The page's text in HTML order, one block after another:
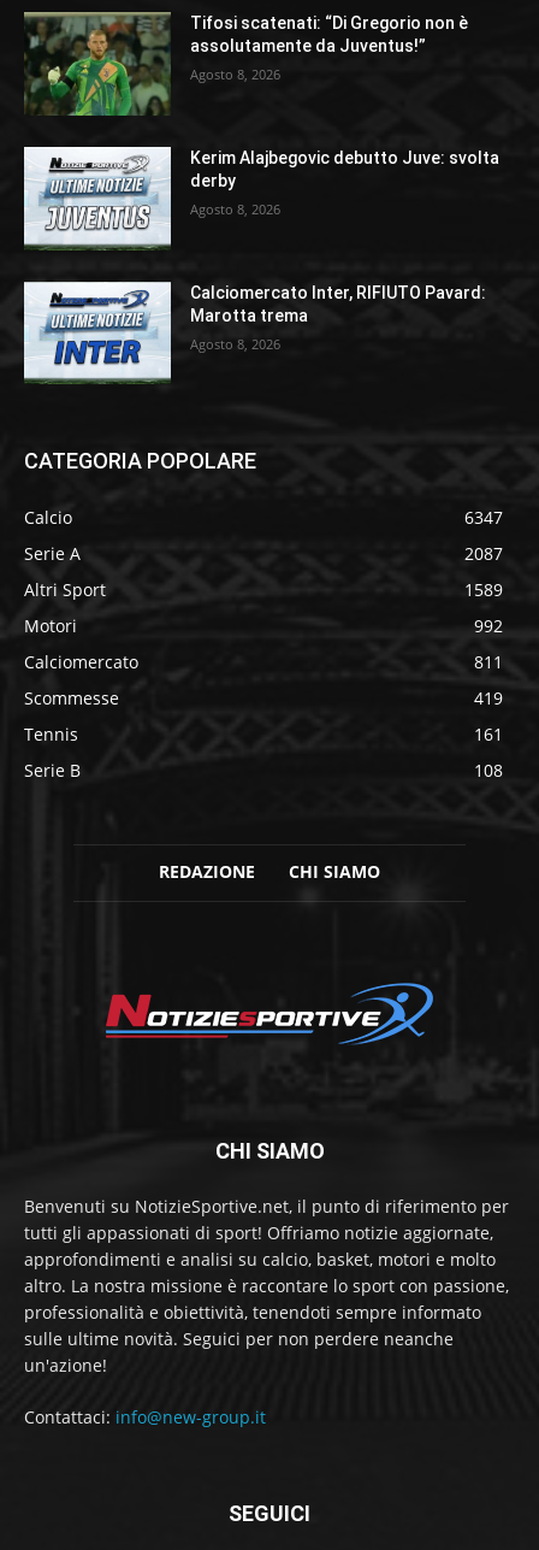
Tifosi scatenati: “Di Gregorio non è
assolutamente da Juventus!”
Agosto 8, 2026
Kerim Alajbegovic debutto Juve: svolta
derby
Agosto 8, 2026
Calciomercato Inter, RIFIUTO Pavard:
Marotta trema
Agosto 8, 2026
CATEGORIA POPOLARE
Calcio
6347
Serie A
2087
Altri Sport
1589
Motori
992
Calciomercato
811
Scommesse
419
Tennis
161
Serie B
108
REDAZIONE CHI SIAMO
CHI SIAMO
Benvenuti su NotizieSportive.net, il punto di riferimento per
tutti gli appassionati di sport! Offriamo notizie aggiornate,
approfondimenti e analisi su calcio, basket, motori e molto
altro. La nostra missione è raccontare lo sport con passione,
professionalità e obiettività, tenendoti sempre informato
sulle ultime novità. Seguici per non perdere neanche
un'azione!
Contattaci: info@new-group.it
SEGUICI